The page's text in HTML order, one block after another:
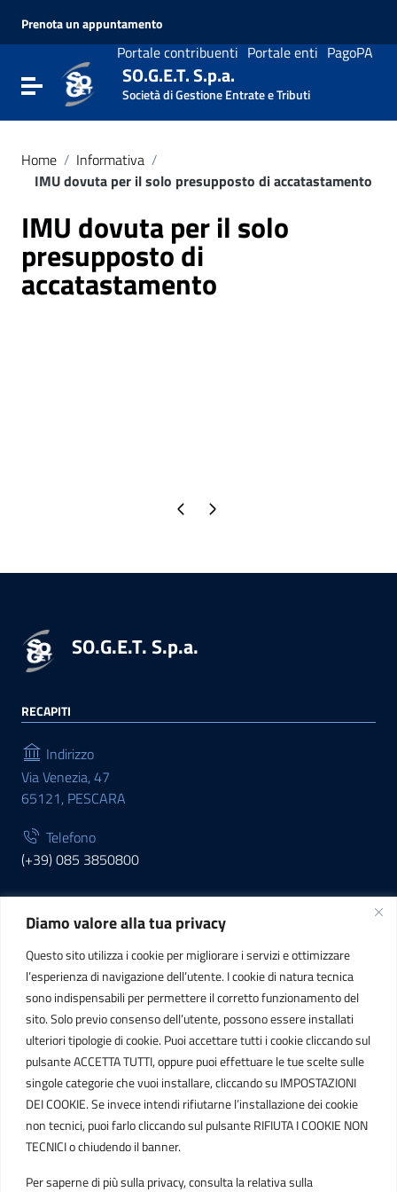
Diamo valore alla tua privacy
Questo sito utilizza i cookie per migliorare i servizi e ottimizzare
l’esperienza di navigazione dell’utente. I cookie di natura tecnica
sono indispensabili per permettere il corretto funzionamento del
sito. Solo previo consenso dell’utente, possono essere installati
ulteriori tipologie di cookie. Puoi accettare tutti i cookie cliccando sul
pulsante ACCETTA TUTTI, oppure puoi effettuare le tue scelte sulle
singole categorie che vuoi installare, cliccando su IMPOSTAZIONI
DEI COOKIE. Se invece intendi rifiutarne l’installazione dei cookie
non tecnici, puoi farlo cliccando sul pulsante RIFIUTA I COOKIE NON
TECNICI o chiudendo il banner.
Per saperne di più sulla privacy, consulta la relativa sulla
Vai al menu di navigazione
Prenota un appuntamento
Portale contribuenti Portale enti PagoPA
Attiva / disattiva la navigazione
SO.G.E.T. S.p.a.
Società di Gestione Entrate e Tributi
Home / Informativa /
IMU dovuta per il solo presupposto di accatastamento
IMU dovuta per il solo
presupposto di
accatastamento
Pagina precedente
Pagina successiva
SO.G.E.T. S.p.a.
RECAPITI
Indirizzo
Via Venezia, 47
65121, PESCARA
Telefono
(+39) 085 3850800
INFORMAZIONI
C.F. / P.IVA
IT01807790686
POSTA ELETTRONICA
PEC
protocollo.sogetspa@pec.it
contribuenti@sogetspa.it